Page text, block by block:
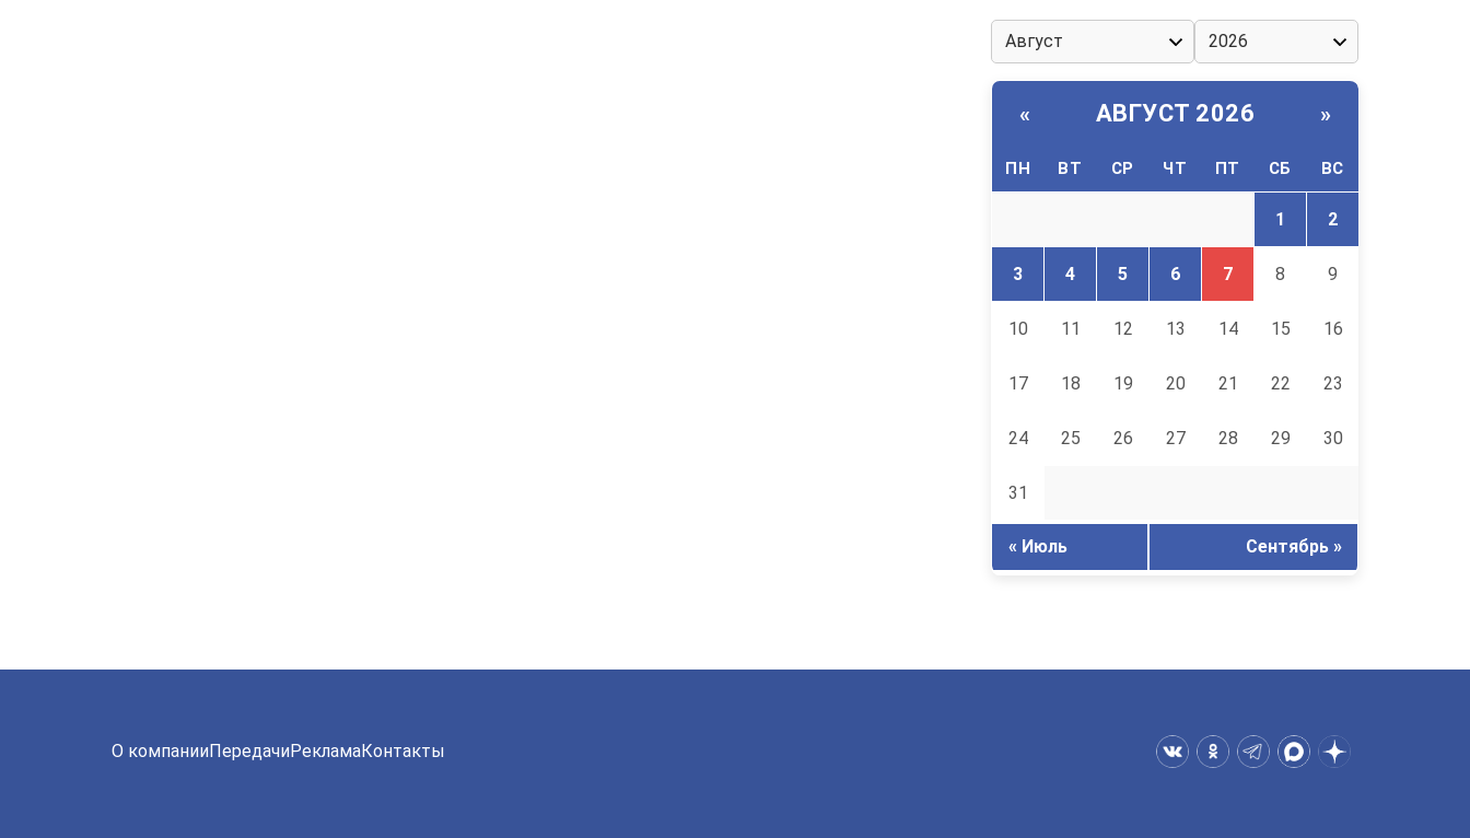
« АВГУСТ 2026 »
ПН ВТ СР ЧТ ПТ СБ ВС
1 2
3 4 5 6 7 8 9
10 11 12 13 14 15 16
17 18 19 20 21 22 23
24 25 26 27 28 29 30
31
« Июль Сентябрь »
О компанииПередачиРекламаКонтакты